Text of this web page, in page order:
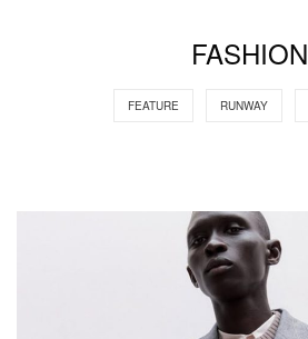
FASHION
FEATURE RUNWAY